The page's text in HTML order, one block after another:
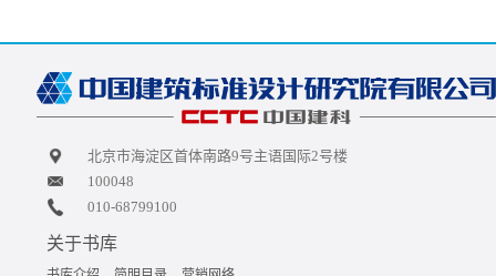
北京市海淀区首体南路9号主语国际2号楼
100048
010-68799100
关于书库